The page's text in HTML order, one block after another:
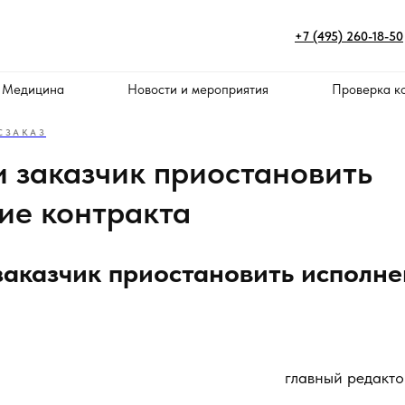
+7 (495) 260-18-50
Медицина Новости и мероприятия Проверка
приостановить
контракта
приостановить
главный